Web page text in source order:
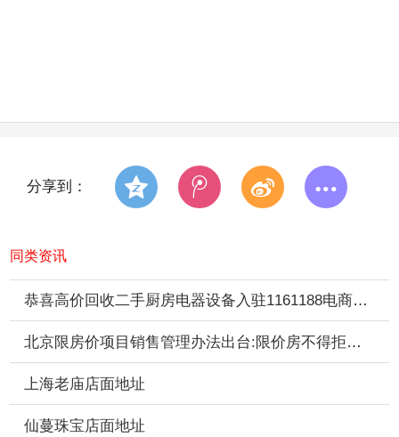
分享到：
同类资讯
恭喜高价回收二手厨房电器设备入驻1161188电商推广平台
北京限房价项目销售管理办法出台:限价房不得拒绝公积金
上海老庙店面地址
仙蔓珠宝店面地址